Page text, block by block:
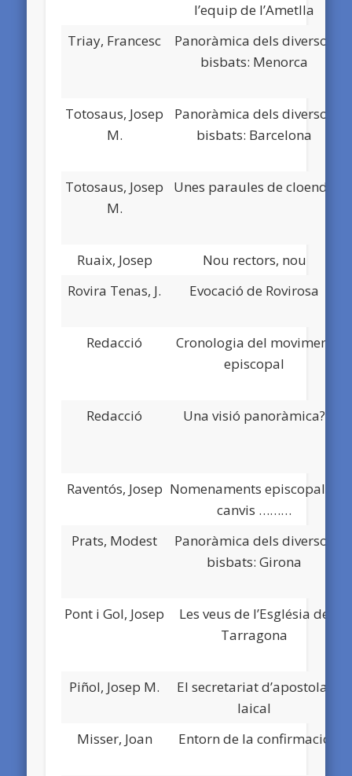
l’equip de l’Ametlla
Triay, Francesc
Panoràmica dels diversos
bisbats: Menorca
Totosaus, Josep
M.
Panoràmica dels diversos
bisbats: Barcelona
Totosaus, Josep
M.
Unes paraules de cloenda
Ruaix, Josep
Nou rectors, nou
Rovira Tenas, J.
Evocació de Rovirosa
Redacció
Cronologia del moviment
episcopal
Redacció Una visió panoràmica?
Raventós, Josep Nomenaments episcopals i
canvis ………
Prats, Modest
Panoràmica dels diversos
bisbats: Girona
Pont i Gol, Josep
Les veus de l’Església de
Tarragona
Piñol, Josep M.
El secretariat d’apostolat
laical
Misser, Joan
Entorn de la confirmació